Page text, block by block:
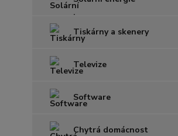
Tiskárny a skenery
Televize
Software
Chytrá domácnost